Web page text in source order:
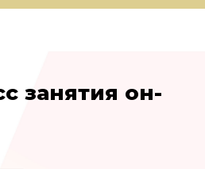
занятия он-